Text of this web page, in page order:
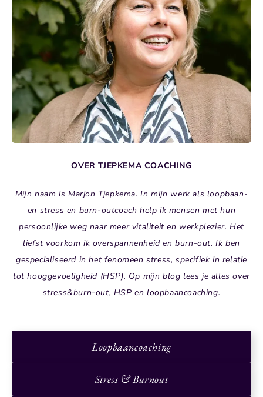
OVER TJEPKEMA COACHING
Mijn naam is Marjon Tjepkema. In mijn werk als loopbaan-
en stress en burn-outcoach help ik mensen met hun
persoonlijke weg naar meer vitaliteit en werkplezier. Het
liefst voorkom ik overspannenheid en burn-out. Ik ben
gespecialiseerd in het fenomeen stress, specifiek in relatie
tot hooggevoeligheid (HSP). Op mijn blog lees je alles over
stress&burn-out, HSP en loopbaancoaching.
Loopbaancoaching
Stress & Burnout